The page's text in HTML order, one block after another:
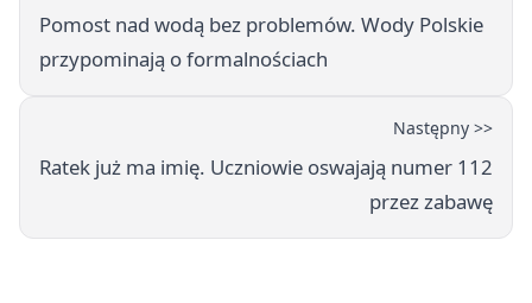
Pomost nad wodą bez problemów. Wody Polskie
przypominają o formalnościach
Następny >>
Ratek już ma imię. Uczniowie oswajają numer 112
przez zabawę